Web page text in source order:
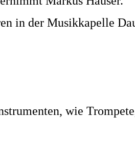
in der Musikkapelle
wie